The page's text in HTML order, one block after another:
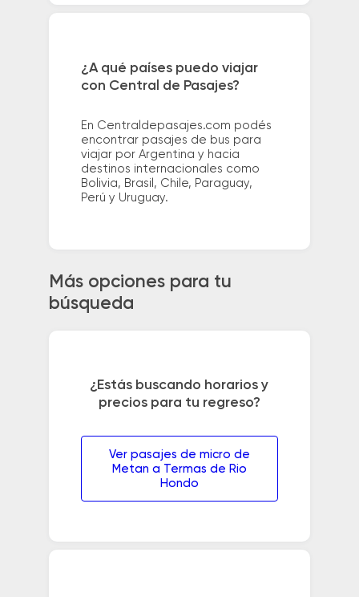
¿A qué países puedo viajar
con Central de Pasajes?
En Centraldepasajes.com podés
encontrar pasajes de bus para
viajar por Argentina y hacia
destinos internacionales como
Bolivia, Brasil, Chile, Paraguay,
Perú y Uruguay.
Más opciones para tu
búsqueda
¿Estás buscando horarios y
precios para tu regreso?
Ver pasajes de micro de
Metan a Termas de Rio
Hondo